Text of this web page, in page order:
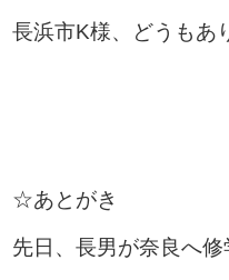
長浜市K様、どうもあ
☆あとがき
先日、長男が奈良へ修